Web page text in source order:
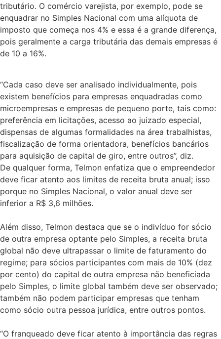
tributário. O comércio varejista, por exemplo, pode se
enquadrar no Simples Nacional com uma alíquota de
imposto que começa nos 4% e essa é a grande diferença,
pois geralmente a carga tributária das demais empresas é
de 10 a 16%.
“Cada caso deve ser analisado individualmente, pois
existem benefícios para empresas enquadradas como
microempresas e empresas de pequeno porte, tais como:
preferência em licitações, acesso ao juizado especial,
dispensas de algumas formalidades na área trabalhistas,
fiscalização de forma orientadora, benefícios bancários
para aquisição de capital de giro, entre outros”, diz.
De qualquer forma, Telmon enfatiza que o empreendedor
deve ficar atento aos limites de receita bruta anual; isso
porque no Simples Nacional, o valor anual deve ser
inferior a R$ 3,6 milhões.
Além disso, Telmon destaca que se o indivíduo for sócio
de outra empresa optante pelo Simples, a receita bruta
global não deve ultrapassar o limite de faturamento do
regime; para sócios participantes com mais de 10% (dez
por cento) do capital de outra empresa não beneficiada
pelo Simples, o limite global também deve ser observado;
também não podem participar empresas que tenham
como sócio outra pessoa jurídica, entre outros pontos.
“O franqueado deve ficar atento à importância das regras